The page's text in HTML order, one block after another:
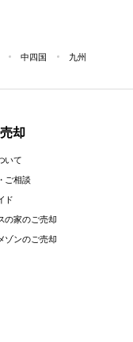
中四国 九州
却
いて
ご相談
ド
の家のご売却
ゾンのご売却